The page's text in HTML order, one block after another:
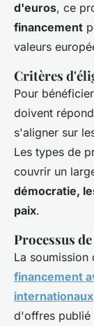
d'euros, ce
financement
valeurs
Critères
Pour
doivent
s'aligner sur
Les types de
couvrir un
démocratie,
paix.
Processus
La
financement
internationaux
d'offres publié